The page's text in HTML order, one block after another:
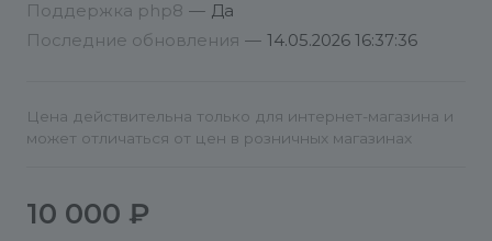
1с-Битрикс
Поддержка php8 — Да
Последние обновления — 14.05.2026 16:37:36
Цена действительна только для интернет-магазина и
может отличаться от цен в розничных магазинах
10 000 ₽